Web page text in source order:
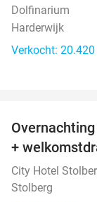
Dolfinarium
Harderwijk
Verkocht: 20.420
+
City Hotel
Stolberg